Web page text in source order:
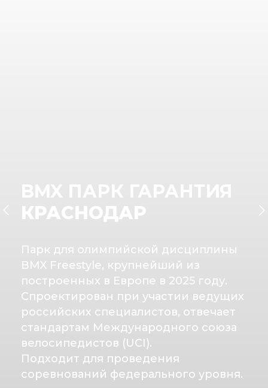
BMX ПАРК ГАРАНТИЯ
КРАСНОДАР
Парк для олимпийской дисциплины
BMX Freestyle, крупнейший из
построенных в Европе в 2025 году.
Спроектирован при участии ведущих
российских специалистов, отвечает
стандартам Международного союза
велосипедистов (UCI).
Подходит для проведения
соревнований федерального уровня.